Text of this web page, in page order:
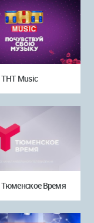
ТНТ Music
Тюменское Время